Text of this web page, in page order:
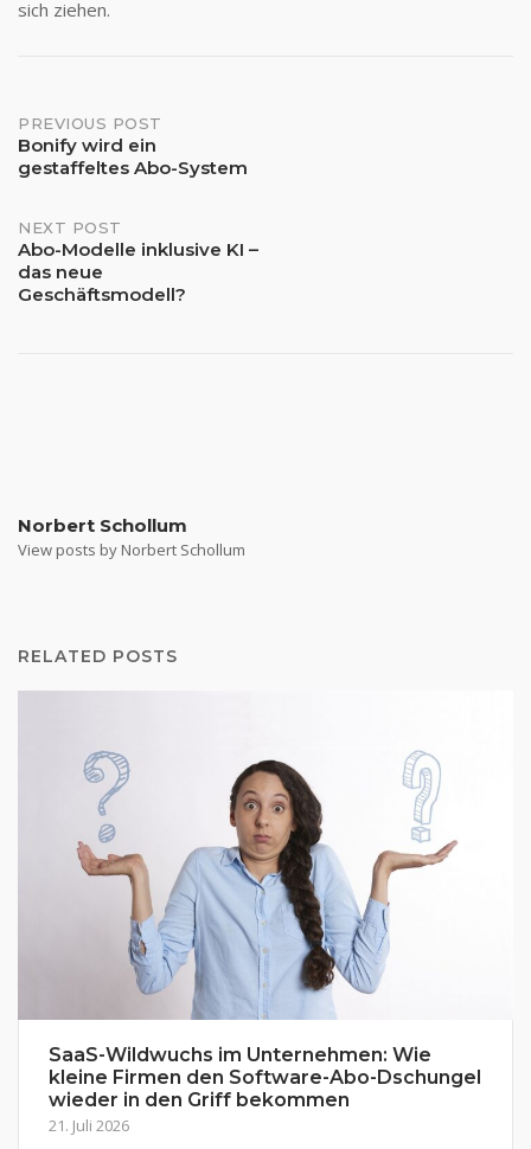
sich ziehen.
Post
navigation
PREVIOUS POST
Bonify wird ein
gestaffeltes Abo-System
NEXT POST
Abo-Modelle inklusive KI –
das neue
Geschäftsmodell?
Norbert Schollum
View posts by Norbert Schollum
RELATED POSTS
SaaS-Wildwuchs im Unternehmen: Wie
kleine Firmen den Software-Abo-Dschungel
wieder in den Griff bekommen
21. Juli 2026